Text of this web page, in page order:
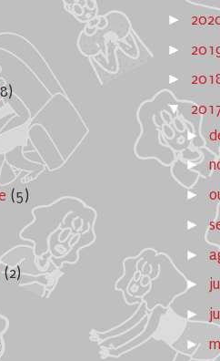
(5)
(2)
►
►
►
▼
►
►
►
►
►
►
►
►